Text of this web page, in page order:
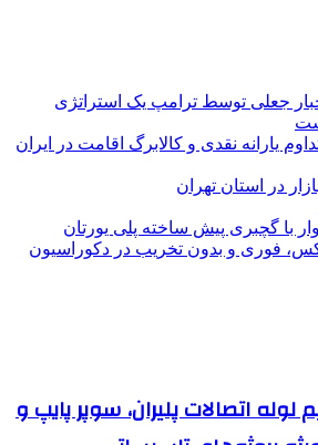
جعلی توسط ترامپ یک استراتژی
یارانه نقدی و کالابرگ اقامت در ایران
در استان تهران
با گچبری پیش ساخته پلی یورتان
فوری و بدون تخریب در دکوراسیون
اتصالات پلیران، سوپر پایپ و